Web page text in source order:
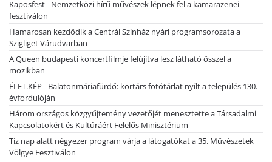
Kaposfest - Nemzetközi hírű művészek lépnek fel a kamarazenei
fesztiválon
Hamarosan kezdődik a Centrál Színház nyári programsorozata a
Szigliget Várudvarban
A Queen budapesti koncertfilmje felújítva lesz látható ősszel a
mozikban
ÉLET.KÉP - Balatonmáriafürdő: kortárs fotótárlat nyílt a település 130.
évfordulóján
Három országos közgyűjtemény vezetőjét menesztette a Társadalmi
Kapcsolatokért és Kultúráért Felelős Minisztérium
Tíz nap alatt négyezer program várja a látogatókat a 35. Művészetek
Völgye Fesztiválon